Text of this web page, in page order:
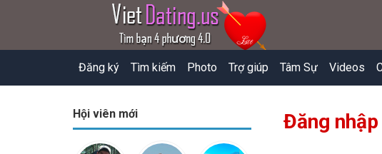
Đăng ký Tìm kiếm Photo Trợ giúp Tâm Sự Videos
Hội viên mới Đăng nhập